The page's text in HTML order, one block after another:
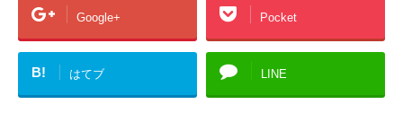
Google+ Pocket
B! はてブ LINE